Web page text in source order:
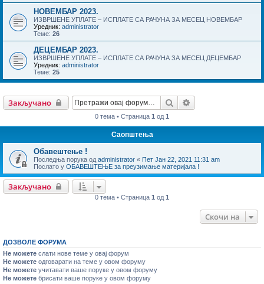
НОВЕМБАР 2023.
ИЗВРШЕНЕ УПЛАТЕ – ИСПЛАТЕ СА РАЧУНА ЗА МЕСЕЦ НОВЕМБАР
Уредник: administrator
Теме: 26
ДЕЦЕМБАР 2023.
ИЗВРШЕНЕ УПЛАТЕ – ИСПЛАТЕ СА РАЧУНА ЗА МЕСЕЦ ДЕЦЕМБАР
Уредник: administrator
Теме: 25
Закључано Претрага
0 тема • Страница 1 од 1
Саопштења
Обавештење !
Последња порука од administrator « Пет Јан 22, 2021 11:31 am
Послато у ОБАВЕШТЕЊЕ за преузимање материјала !
Закључано
0 тема • Страница 1 од 1
Скочи на
ДОЗВОЛЕ ФОРУМА
Не можете слати нове теме у овај форум
Не можете одговарати на теме у овом форуму
Не можете учитавати ваше поруке у овом форуму
Не можете брисати ваше поруке у овом форуму